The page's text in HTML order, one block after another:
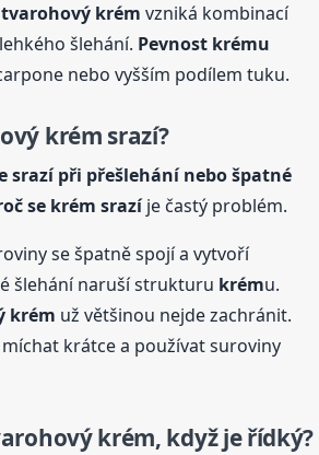
krém vzniká kombinací
šlehání. Pevnost krému
nebo vyšším podílem tuku.
krém srazí?
srazí při přešlehání nebo špatné
se krém srazíje častý problém.
se špatně spojí a vytvoří
šlehání naruší strukturu krému.
krém už většinou nejde zachránit.
míchat krátce a používat suroviny
krém, když je řídký?